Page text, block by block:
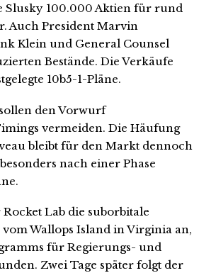
Slusky 100.000 Aktien für rund
Auch President Marvin
Klein und General Counsel
Bestände. Die Verkäufe
10b5-1-Pläne.
den Vorwurf
vermeiden. Die Häufung
bleibt für den Markt dennoch
nach einer Phase
Lab die suborbitale
Wallops Island in Virginia an,
für Regierungs- und
Zwei Tage später folgt der